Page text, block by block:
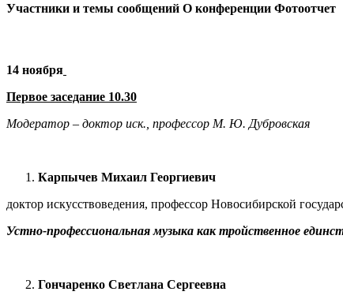
Участники и темы сообщений О конференции Фотоотчет
14 ноября
Первое заседание 10.30
Модератор – доктор иск., профессор М. Ю. Дубровская
Карпычев Михаил Георгиевич
доктор искусствоведения, профессор Новосибирской
Устно-профессиональная музыка как тройственное
Гончаренко Светлана Сергеевна